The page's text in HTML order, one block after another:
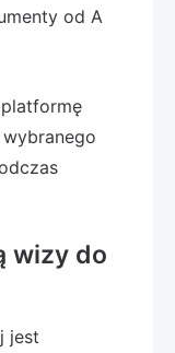
od A
wizy do
jest